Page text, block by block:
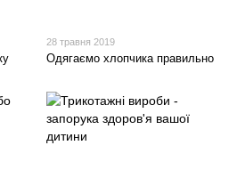
28 травня 2019
Одягаємо хлопчика правильно